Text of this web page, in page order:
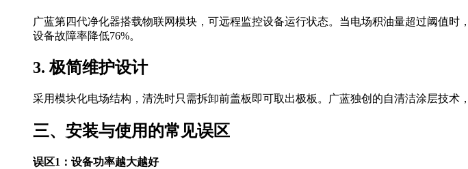
广蓝第四代净化器搭载物联网模块，可远程监控设备运行状态。当电场积油量超过阈值
设备故障率降低76%。
3. 极简维护设计
采用模块化电场结构，清洗时只需拆卸前盖板即可取出极板。广蓝独创的自清洁涂层技
三、安装与使用的常见误区
误区1：设备功率越大越好